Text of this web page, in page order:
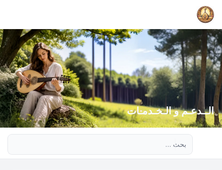
الــدعـم و الـخـدمـات